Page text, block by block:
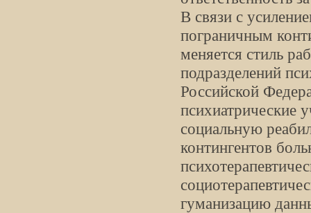
В связи с
пограничным
меняется стиль
подразделений
Российской
психиатрические
социальную
контингентов
гуманизацию